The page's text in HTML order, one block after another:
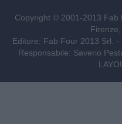
Copyright © 2001-2013 Fab
Editore: Fab Four 2013 Srl.
Responsabile: Saverio